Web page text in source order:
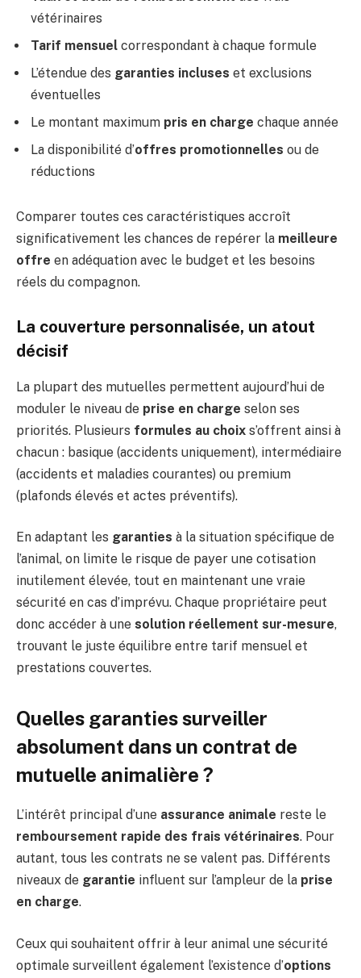
vétérinaires
Tarif mensuel correspondant à chaque formule
L’étendue des garanties incluses et exclusions
éventuelles
Le montant maximum pris en charge chaque année
La disponibilité d’offres promotionnelles ou de
réductions
Comparer toutes ces caractéristiques accroît
significativement les chances de repérer la meilleure
offre en adéquation avec le budget et les besoins
réels du compagnon.
La couverture personnalisée, un atout
décisif
La plupart des mutuelles permettent aujourd’hui de
moduler le niveau de prise en charge selon ses
priorités. Plusieurs formules au choix s’offrent ainsi à
chacun : basique (accidents uniquement), intermédiaire
(accidents et maladies courantes) ou premium
(plafonds élevés et actes préventifs).
En adaptant les garanties à la situation spécifique de
l’animal, on limite le risque de payer une cotisation
inutilement élevée, tout en maintenant une vraie
sécurité en cas d’imprévu. Chaque propriétaire peut
donc accéder à une solution réellement sur-mesure,
trouvant le juste équilibre entre tarif mensuel et
prestations couvertes.
Quelles garanties surveiller
absolument dans un contrat de
mutuelle animalière ?
L’intérêt principal d’une assurance animale reste le
remboursement rapide des frais vétérinaires. Pour
autant, tous les contrats ne se valent pas. Différents
niveaux de garantie influent sur l’ampleur de la prise
en charge.
Ceux qui souhaitent offrir à leur animal une sécurité
optimale surveillent également l’existence d’options